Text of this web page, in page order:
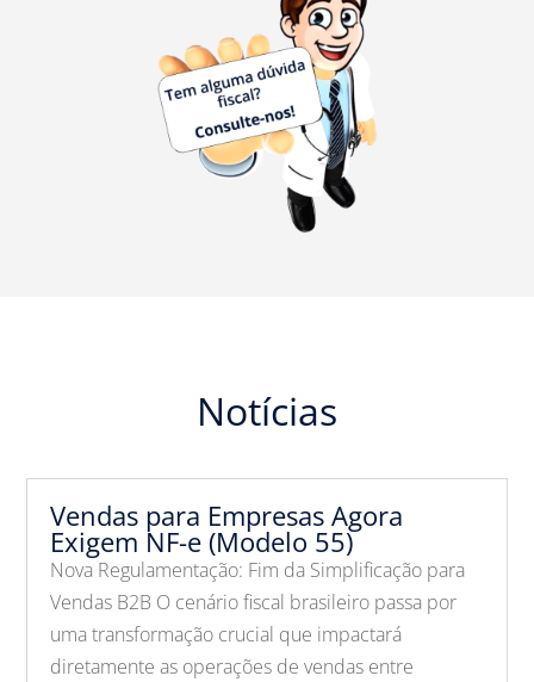
Notícias
Vendas para Empresas Agora
Exigem NF-e (Modelo 55)
Nova Regulamentação: Fim da Simplificação para
Vendas B2B O cenário fiscal brasileiro passa por
uma transformação crucial que impactará
diretamente as operações de vendas entre